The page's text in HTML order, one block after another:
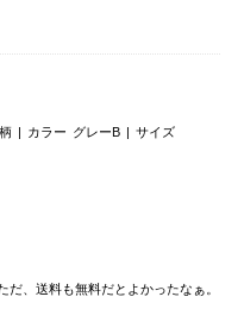
カラー グレーB
サイズ
、送料も無料だとよかったなぁ。